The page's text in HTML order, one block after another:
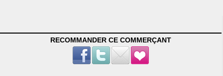
RECOMMANDER CE COMMERÇANT